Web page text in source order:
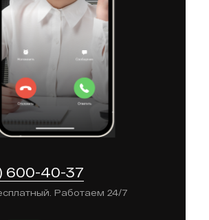
600-40-37
Работаем 24/7